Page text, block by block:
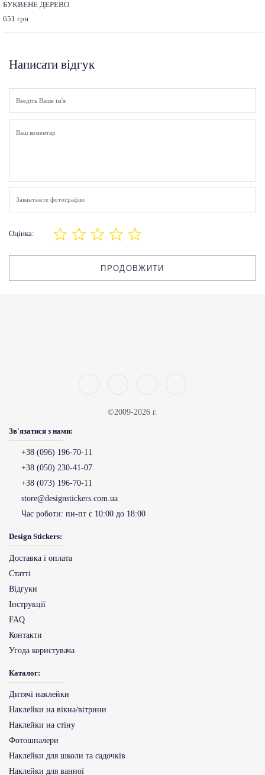
БУКВЕНЕ ДЕРЕВО
651 грн
Написати відгук
Завантажте фотографію
Оцінка:
ПРОДОВЖИТИ
©2009-2026 г.
Зв'язатися з нами:
+38 (096) 196-70-11
+38 (050) 230-41-07
+38 (073) 196-70-11
store@designstickers.com.ua
Час роботи: пн-пт с 10:00 до 18:00
Design Stickers:
Доставка і оплата
Статті
Відгуки
Інструкції
FAQ
Контакти
Угода користувача
Каталог:
Дитячі наклейки
Наклейки на вікна/вітрини
Наклейки на стіну
Фотошпалери
Наклейки для школи та садочків
Наклейки для ванної